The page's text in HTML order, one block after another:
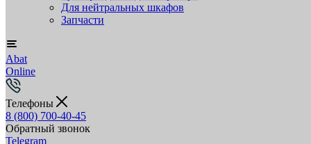
Для нейтральных шкафов
Запчасти
Abat
Online
Телефоны
8 (800) 700-40-45
Обратный звонок
Telegram